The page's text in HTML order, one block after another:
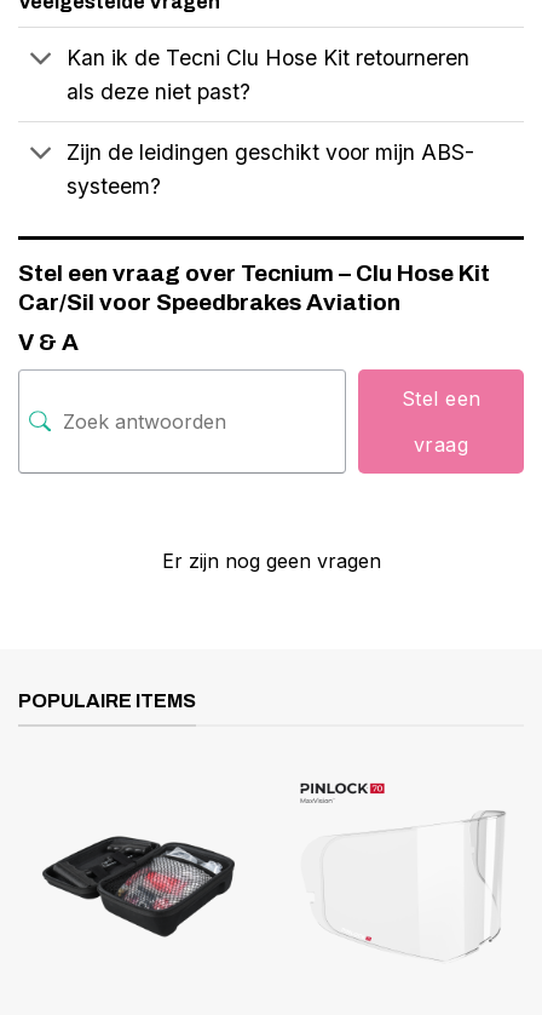
Kan ik de Tecni Clu Hose Kit retourneren
als deze niet past?
Zijn de leidingen geschikt voor mijn ABS-
systeem?
Stel een vraag over Tecnium – Clu Hose Kit
Car/Sil voor Speedbrakes Aviation
V & A
Stel een
vraag
Er zijn nog geen vragen
POPULAIRE ITEMS